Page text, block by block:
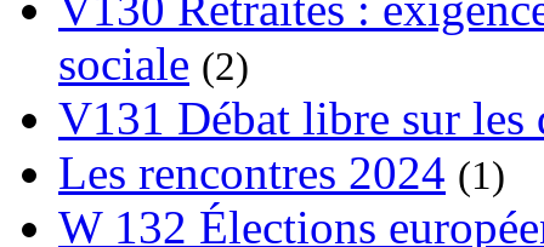
sociale (2)
V131 Débat libre sur les
Les rencontres 2024 (1)
W 132 Élections